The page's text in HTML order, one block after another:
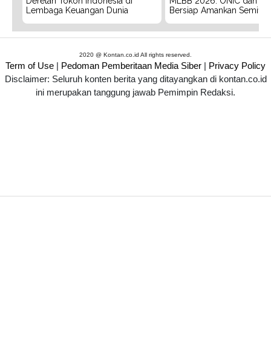
Lembaga Keuangan Dunia
Bersiap Amankan
2020 @ Kontan.co.id All rights reserved.
Term of Use | Pedoman Pemberitaan Media Siber | Privacy Policy
Disclaimer: Seluruh konten berita yang ditayangkan di kontan.co.id
ini merupakan tanggung jawab Pemimpin Redaksi.